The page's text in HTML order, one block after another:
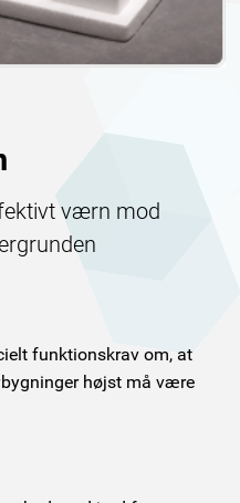
værn mod
funktionskrav om, at
højst må være